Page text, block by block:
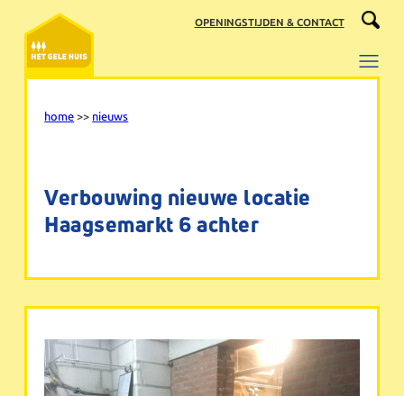
naar
inhoud
OPENINGSTIJDEN & CONTACT
home >> nieuws
Verbouwing nieuwe locatie
Haagsemarkt 6 achter